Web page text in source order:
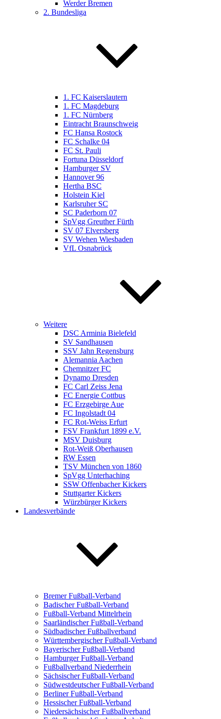
Werder Bremen
2. Bundesliga
1. FC Kaiserslautern
1. FC Magdeburg
1. FC Nürnberg
Eintracht Braunschweig
FC Hansa Rostock
FC Schalke 04
FC St. Pauli
Fortuna Düsseldorf
Hamburger SV
Hannover 96
Hertha BSC
Holstein Kiel
Karlsruher SC
SC Paderborn 07
SpVgg Greuther Fürth
SV 07 Elversberg
SV Wehen Wiesbaden
VfL Osnabrück
Weitere
DSC Arminia Bielefeld
SV Sandhausen
SSV Jahn Regensburg
Alemannia Aachen
Chemnitzer FC
Dynamo Dresden
FC Carl Zeiss Jena
FC Energie Cottbus
FC Erzgebirge Aue
FC Ingolstadt 04
FC Rot-Weiss Erfurt
FSV Frankfurt 1899 e.V.
MSV Duisburg
Rot-Weiß Oberhausen
RW Essen
TSV München von 1860
SpVgg Unterhaching
SSW Offenbacher Kickers
Stuttgarter Kickers
Würzbürger Kickers
Landesverbände
Bremer Fußball-Verband
Badischer Fußball-Verband
Fußball-Verband Mittelrhein
Saarländischer Fußball-Verband
Südbadischer Fußballverband
Württembergischer Fußball-Verband
Bayerischer Fußball-Verband
Hamburger Fußball-Verband
Fußballverband Niederrhein
Sächsischer Fußball-Verband
Südwestdeutscher Fußball-Verband
Berliner Fußball-Verband
Hessischer Fußball-Verband
Niedersächsischer Fußballverband